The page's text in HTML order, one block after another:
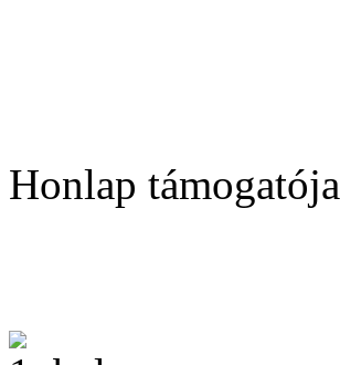
Honlap támogatója